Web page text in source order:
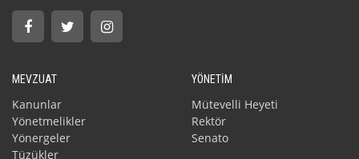
MEVZUAT
Kanunlar
Yönetmelikler
Yönergeler
Tüzükler
YÖNETİM
Mütevelli Heyeti
Rektör
Senato